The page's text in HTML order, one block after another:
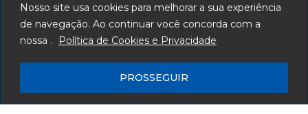
Nosso site usa cookies para melhorar a sua experiência
de navegação. Ao continuar você concorda com a
nossa .
Política de Cookies e Privacidade
PROSSEGUIR
Departamento de T.I.
Serviços
Mapa do Site